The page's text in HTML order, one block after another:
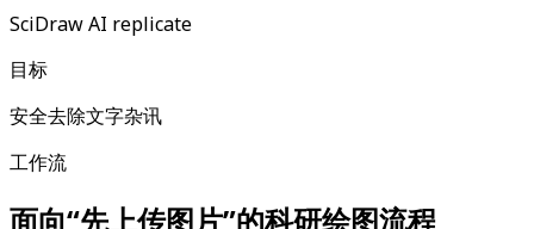
SciDraw AI replicate
目标
安全去除文字杂讯
工作流
面向“先上传图片”的科研绘图流程